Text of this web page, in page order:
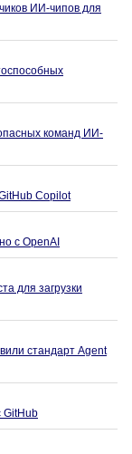
ИИ-чипов для
команд ИИ-
Copilot
с OpenAI
для загрузки
стандарт Agent
GitHub